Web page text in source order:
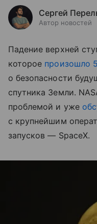
Сергей
Автор новостей
Падение верхней
которое произошло
о безопасности
спутника Земли.
проблемой и уже
с крупнейшим
запусков — SpaceX.